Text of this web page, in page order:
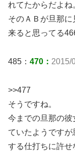
れてたからだよね
そのＡＢが旦那
来ると思ってる
485： 470： 2015/
>>477
そうですね。
今までの旦那の
ていたようです
する仕打ちに許せ